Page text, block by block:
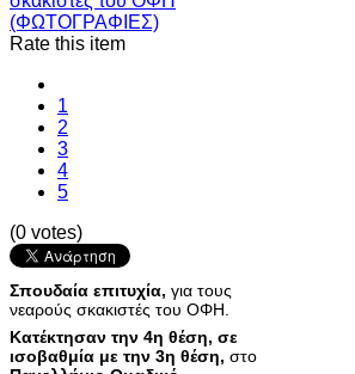
Rate this item
1
2
3
4
5
(0 votes)
Σπουδαία επιτυχία, για τους
νεαρούς σκακιστές του ΟΦΗ.
Κατέκτησαν την 4η θέση, σε
ισοβαθμία με την 3η θέση, στο